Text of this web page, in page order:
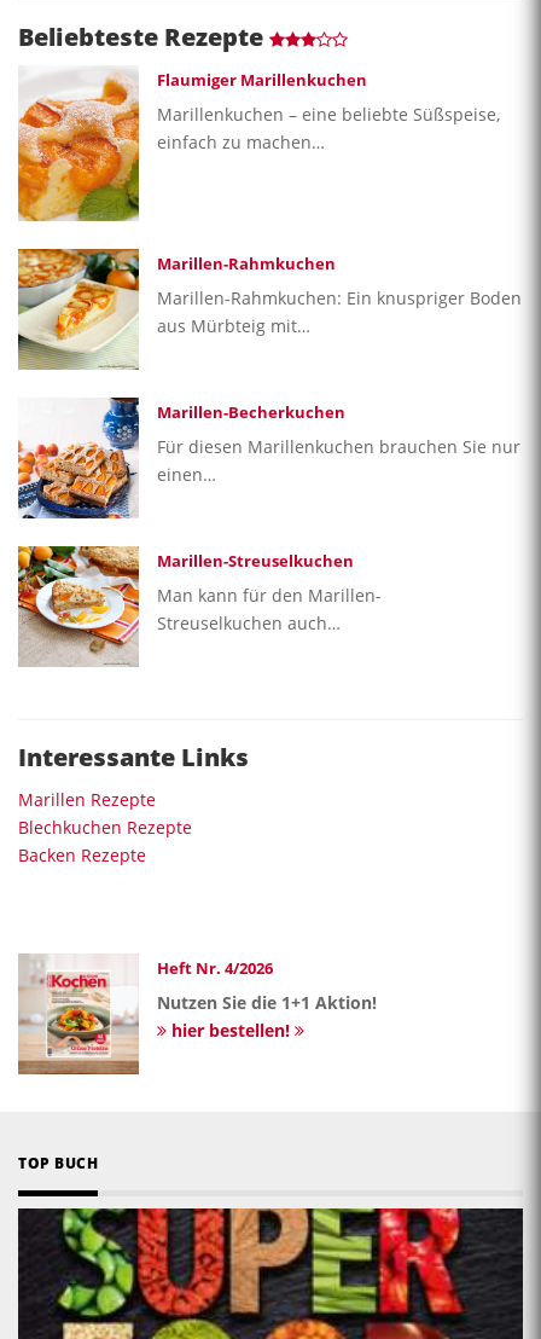
Beliebteste Rezepte
Flaumiger Marillenkuchen
Marillenkuchen – eine beliebte Süßspeise,
einfach zu machen…
Marillen-Rahmkuchen
Marillen-Rahmkuchen: Ein knuspriger Boden
aus Mürbteig mit…
Marillen-Becherkuchen
Für diesen Marillenkuchen brauchen Sie nur
einen…
Marillen-Streuselkuchen
Man kann für den Marillen-
Streuselkuchen auch…
Interessante Links
Marillen Rezepte
Blechkuchen Rezepte
Backen Rezepte
Heft Nr. 4/2026
Nutzen Sie die 1+1 Aktion!
hier bestellen!
TOP BUCH